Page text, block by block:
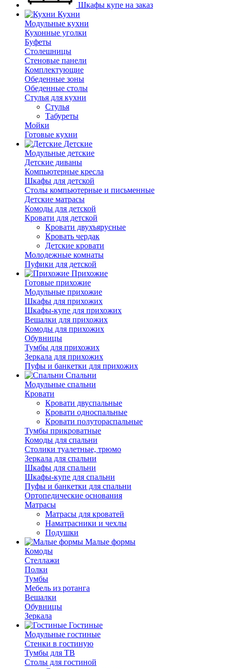
Шкафы купе на заказ
Кухни
Модульные кухни
Кухонные уголки
Буфеты
Столешницы
Стеновые панели
Комплектующие
Обеденные зоны
Обеденные столы
Стулья для кухни
Cтулья
Табуреты
Мойки
Готовые кухни
Детские
Модульные детские
Детские диваны
Компьютерные кресла
Шкафы для детской
Столы компьютерные и письменные
Детские матрасы
Комоды для детской
Кровати для детской
Кровати двухъярусные
Кровать чердак
Детские кровати
Молодежные комнаты
Пуфики для детской
Прихожие
Готовые прихожие
Модульные прихожие
Шкафы для прихожих
Шкафы-купе для прихожих
Вешалки для прихожих
Комоды для прихожих
Обувницы
Тумбы для прихожих
Зеркала для прихожих
Пуфы и банкетки для прихожих
Спальни
Модульные спальни
Кровати
Кровати двуспальные
Кровати односпальные
Кровати полутораспальные
Тумбы прикроватные
Комоды для спальни
Столики туалетные, трюмо
Зеркала для спальни
Шкафы для спальни
Шкафы-купе для спальни
Пуфы и банкетки для спальни
Ортопедические основания
Матрасы
Матрасы для кроватей
Наматрасники и чехлы
Подушки
Малые формы
Комоды
Стеллажи
Полки
Тумбы
Мебель из ротанга
Вешалки
Обувницы
Зеркала
Гостиные
Модульные гостиные
Стенки в гостиную
Тумбы для ТВ
Столы для гостиной